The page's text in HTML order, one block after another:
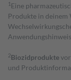
1 Eine
Produkte in
2Biozidprodukte
und